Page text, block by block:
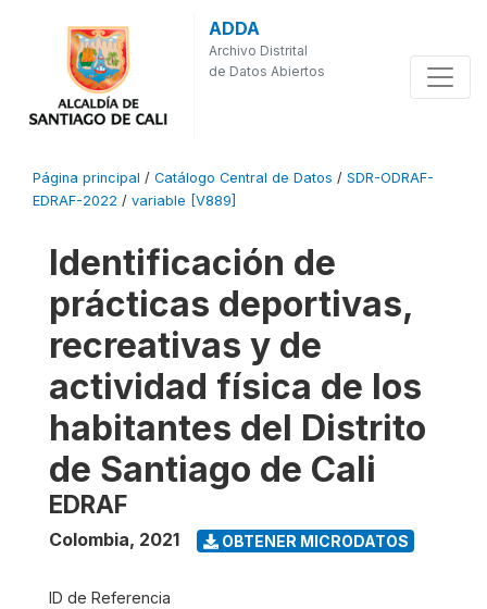
ADDA
Archivo Distrital
de Datos Abiertos
Página principal / Catálogo Central de Datos / SDR-ODRAF-
EDRAF-2022 / variable [V889]
Identificación de
prácticas deportivas,
recreativas y de
actividad física de los
habitantes del Distrito
de Santiago de Cali
EDRAF
Colombia, 2021 OBTENER MICRODATOS
ID de Referencia